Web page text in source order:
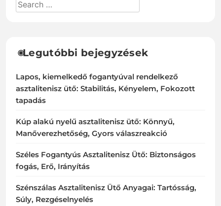
Legutóbbi bejegyzések
Lapos, kiemelkedő fogantyúval rendelkező
asztalitenisz ütő: Stabilitás, Kényelem, Fokozott
tapadás
Kúp alakú nyelű asztalitenisz ütő: Könnyű,
Manőverezhetőség, Gyors válaszreakció
Széles Fogantyús Asztalitenisz Ütő: Biztonságos
fogás, Erő, Irányítás
Szénszálas Asztalitenisz Ütő Anyagai: Tartósság,
Súly, Rezgéselnyelés